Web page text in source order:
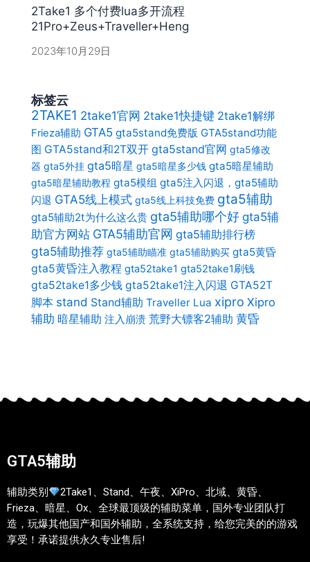
2Take1 多个付费lua多开流程
21Pro+Zeus+Traveller+Heng
2023年10月29日
标签云
2TAKE1 2take1官网 2take1快捷键 2take1解绑
Frieza辅助 GTA5 gta5stand免费版 GTA5stand功能
图 GTA5stand和2T双开 gta5stand官网 gta5修改
器 gta5外挂 gta5暗星 gta5暗星多少钱 gta5暗星辅助
gta5暗星辅助教程 gta5模组 gta5注入闪退，gta5辅助
闪退 GTA5线上模式 gta5线上科技免费 gta5辅助
gta5辅助2t为什么这么贵 gta5辅助哪个好gta5辅
助官方网站 GTA5辅助官网 gta5辅助排行榜
gta5辅助推荐 gta5辅助瞄准 gta5辅助购买 gta5黄昏
gta5黄昏注入教程 gta52take1 gta52take1刷钱
gta52take1多少钱 gta52take1注入闪退 GTA52T
脚本 stand Stand辅助 Traveller Lua xipro Xipro
辅助 暗星辅助 注入崩溃 荒野大镖客2辅助 黄昏
GTA5辅助
辅助类别
2Take1、Stand、午夜、XiPro、北域、黄昏、
Frieza、暗星、Ox、全球最顶级的辅助菜单，国外专业团队打
造，玩爆其他国产和国外辅助，全系统支持，给您完美的的游戏
享受！承诺提供永久专业售后!